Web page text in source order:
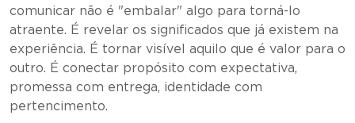
comunicar não é "embalar" algo para torná-lo
atraente. É revelar os significados que já existem na
experiência. É tornar visível aquilo que é valor para o
outro. É conectar propósito com expectativa,
promessa com entrega, identidade com
pertencimento.